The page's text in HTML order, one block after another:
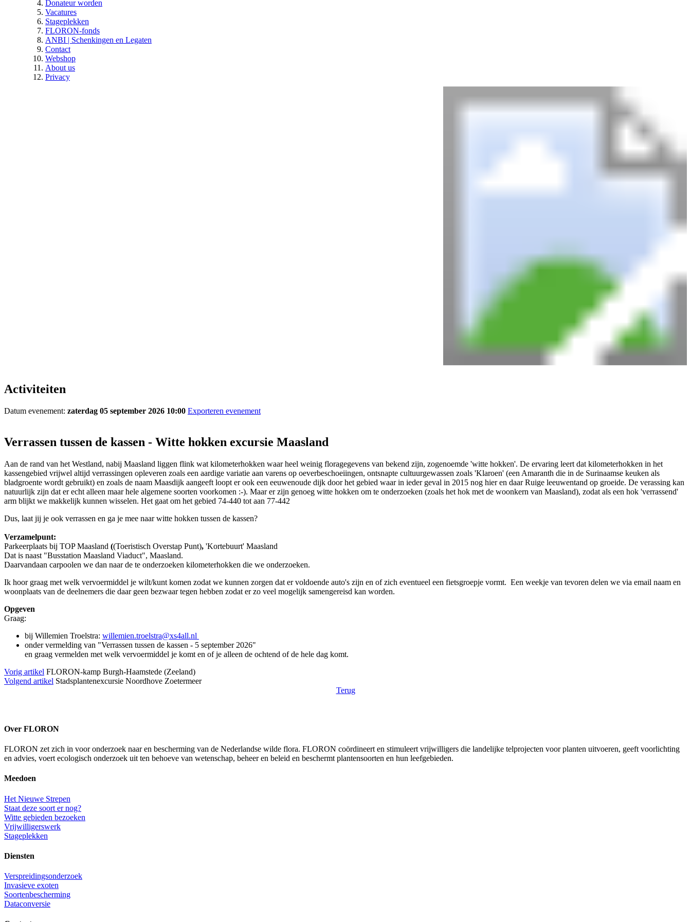
Donateur worden
Vacatures
Stageplekken
FLORON-fonds
ANBI | Schenkingen en Legaten
Contact
Webshop
About us
Privacy
Activiteiten
Datum evenement: zaterdag 05 september 2026 10:00 Exporteren evenement
Verrassen tussen de kassen - Witte hokken excursie Maasland
Aan de rand van het Westland, nabij Maasland liggen flink wat kilometerhokken waar heel weinig floragegevens van bekend zijn, zogenoemde 'witte hokken'. De ervaring leert dat kilometerhokken in het
kassengebied vrijwel altijd verrassingen opleveren zoals een aardige variatie aan varens op oeverbeschoeiingen, ontsnapte cultuurgewassen zoals 'Klaroen' (een Amaranth die in de Surinaamse keuken als
bladgroente wordt gebruikt) en zoals de naam Maasdijk aangeeft loopt er ook een eeuwenoude dijk door het gebied waar in ieder geval in 2015 nog hier en daar Ruige leeuwentand op groeide. De verassing kan
natuurlijk zijn dat er echt alleen maar hele algemene soorten voorkomen :-). Maar er zijn genoeg witte hokken om te onderzoeken (zoals het hok met de woonkern van Maasland), zodat als een hok 'verrassend'
arm blijkt we makkelijk kunnen wisselen. Het gaat om het gebied 74-440 tot aan 77-442
Dus, laat jij je ook verrassen en ga je mee naar witte hokken tussen de kassen?
Verzamelpunt:
Parkeerplaats bij TOP Maasland ((Toeristisch Overstap Punt), 'Kortebuurt' Maasland
Dat is naast "Busstation Maasland Viaduct", Maasland.
Daarvandaan carpoolen we dan naar de te onderzoeken kilometerhokken die we onderzoeken.
Ik hoor graag met welk vervoermiddel je wilt/kunt komen zodat we kunnen zorgen dat er voldoende auto's zijn en of zich eventueel een fietsgroepje vormt. Een weekje van tevoren delen we via email naam en
woonplaats van de deelnemers die daar geen bezwaar tegen hebben zodat er zo veel mogelijk samengereisd kan worden.
Opgeven
Graag:
bij Willemien Troelstra: willemien.troelstra@xs4all.nl
onder vermelding van "Verrassen tussen de kassen - 5 september 2026"
en graag vermelden met welk vervoermiddel je komt en of je alleen de ochtend of de hele dag komt.
Vorig artikel FLORON-kamp Burgh-Haamstede (Zeeland)
Volgend artikel Stadsplantenexcursie Noordhove Zoetermeer
Terug
Over FLORON
FLORON zet zich in voor onderzoek naar en bescherming van de Nederlandse wilde flora. FLORON coördineert en stimuleert vrijwilligers die landelijke telprojecten voor planten uitvoeren, geeft voorlichting
en advies, voert ecologisch onderzoek uit ten behoeve van wetenschap, beheer en beleid en beschermt plantensoorten en hun leefgebieden.
Meedoen
Het Nieuwe Strepen
Staat deze soort er nog?
Witte gebieden bezoeken
Vrijwilligerswerk
Stageplekken
Diensten
Verspreidingsonderzoek
Invasieve exoten
Soortenbescherming
Dataconversie